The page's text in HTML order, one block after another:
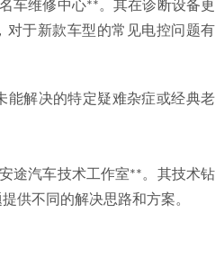
对于新款车型的常见电控问题有
能解决的特定疑难杂症或经典老
供不同的解决思路和方案。